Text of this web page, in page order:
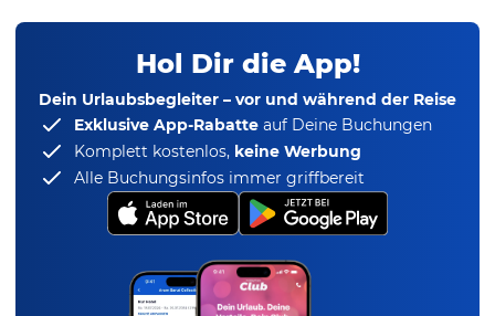
Hol Dir die App!
Dein Urlaubsbegleiter – vor und während der Reise
Exklusive App-Rabatte auf Deine Buchungen
Komplett kostenlos, keine Werbung
Alle Buchungsinfos immer griffbereit